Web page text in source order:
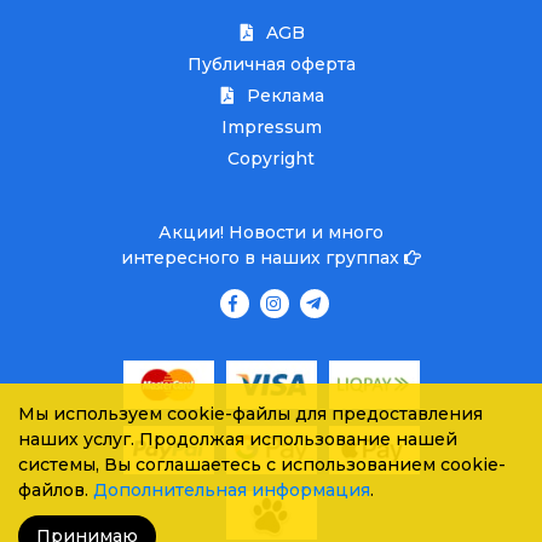
AGB
Публичная оферта
Реклама
Impressum
Copyright
Акции! Новости и много
интересного в наших группах
Мы используем cookie-файлы для предоставления
наших услуг. Продолжая использование нашей
системы, Вы соглашаетесь с использованием cookie-
файлов. Дополнительная информация.
Принимаю